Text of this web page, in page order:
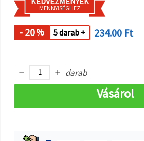
preferenciáit
az adott
típusú sütik
kiválasztásával
és a
kattintva.
Beállítások
MENNYISÉGHEZ
- 20% 5 darab + 234.00 Ft
darab
Vásárol